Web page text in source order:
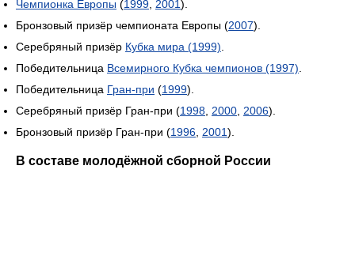
Чемпионка Европы (1999 2001).
Бронзовый призёр чемпионата Европы (2007).
Серебряный призёр Кубка мира (1999)
Победительница Всемирного Кубка чемпионов (1997)
Победительница Гран-при (1999).
Серебряный призёр Гран-при (1998 2000 2006).
Бронзовый призёр Гран-при (1996 2001).
В составе молодёжной сборной России